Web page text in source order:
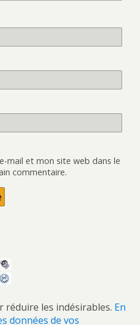
mail et mon site web dans le
commentaire.
réduire les indésirables. En
données de vos